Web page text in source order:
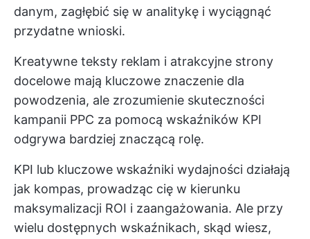
danym, zagłębić się w analitykę i wyciągnąć
przydatne wnioski.
Kreatywne teksty reklam i atrakcyjne strony
docelowe mają kluczowe znaczenie dla
powodzenia, ale zrozumienie skuteczności
kampanii PPC za pomocą wskaźników KPI
odgrywa bardziej znaczącą rolę.
KPI lub kluczowe wskaźniki wydajności działają
jak kompas, prowadząc cię w kierunku
maksymalizacji ROI i zaangażowania. Ale przy
wielu dostępnych wskaźnikach, skąd wiesz,